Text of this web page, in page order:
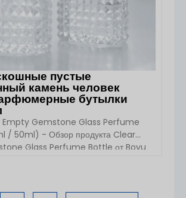
пустые
камень человек
бутылки
Empty Gemstone Glass Perfume
/ 50ml) - Обзор продукта Clear
Glass Perfume Bottle от Boyu